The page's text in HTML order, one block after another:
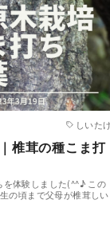
しいた
椎茸の種こま打
を体験しました(^^♪ この
の頃まで父母が椎茸しい